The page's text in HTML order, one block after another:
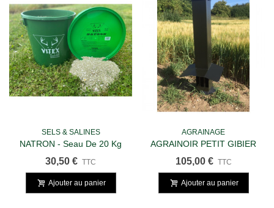
SELS & SALINES
NATRON - Seau De 20 Kg
30,50 € TTC
Ajouter au panier
AGRAINAGE
AGRAINOIR PETIT GIBIER
ANTI SANGLIER
105,00 € TTC
Ajouter au panier